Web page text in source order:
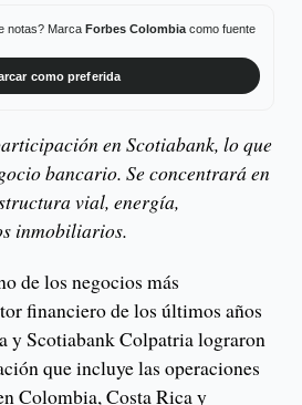
notas? Marca Forbes Colombiacomo fuente
como preferida
en Scotiabank, lo que
bancario. Se concentrará en
vial, energía,
inmobiliarios.
de los negocios más
financiero de los últimos años
y Scotiabank Colpatria lograron
que incluye las operaciones
Colombia, Costa Rica y